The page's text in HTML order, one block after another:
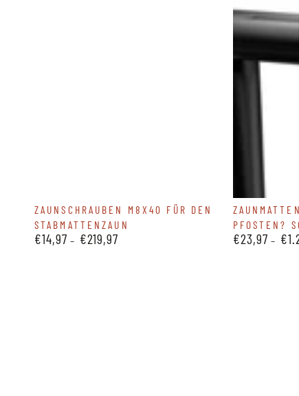
Zaunschrauben
M8x40
für
ZAUNSCHRAUBEN M8X40 FÜR DEN
STABMATTENZAUN
Regulärer
€14,97 €219,97
Zaunmatten
verbinden
ohne
PFOSTEN?
Regulärer
€23,97